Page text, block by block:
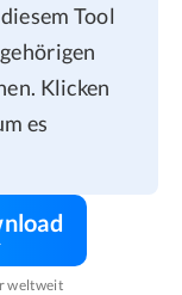
Tool
Klicken
es
weltweit